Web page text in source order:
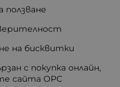
ползване
на бисквитки
с покупка онлайн,
сайта ОРС